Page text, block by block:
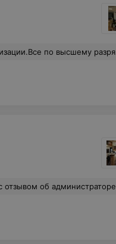
сказать организаторам ,огромное спасибо,так держать!Всем советую приходить на обучение именно в эту организацию!!Вы- будете довольны!
как очень давно хотели,но впечатление от админа и доктора "каменное лицо"(к сожалению,не помню имени) отвратительное!!!Хотя есть и плюсы,тату-мастера очень приятные и всё подробно расскажут и посоветуют,как лучше сделать!!!